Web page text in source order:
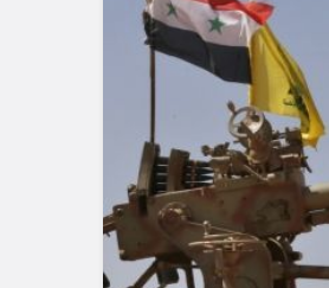
Sistem Modu
Sistem modunu seçin.